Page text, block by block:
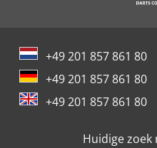
International 834
International 844
+49 201 857 861 80
+49 201 857 861 80
+49 201 857 861 80
Huidige zoek